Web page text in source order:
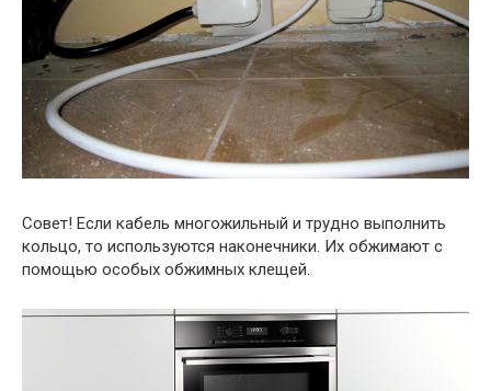
Совет! Если кабель многожильный и трудно выполнить
кольцо, то используются наконечники. Их обжимают с
помощью особых обжимных клещей.